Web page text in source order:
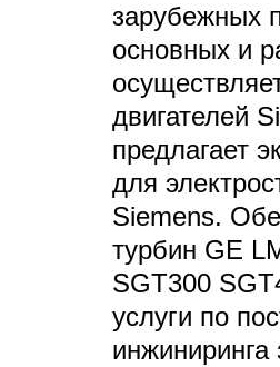
зарубежных
основных и
двигателей
предлагает
для
Siemens.
турбин GE
SGT300
услуги по